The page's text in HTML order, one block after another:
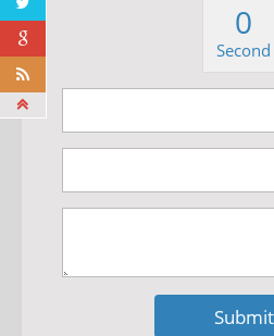
0
Second